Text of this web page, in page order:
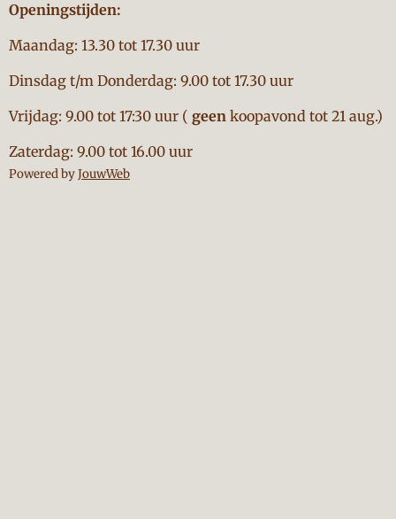
Openingstijden:
Maandag: 13.30 tot 17.30 uur
Dinsdag t/m Donderdag: 9.00 tot 17.30 uur
Vrijdag: 9.00 tot 17:30 uur ( geen koopavond tot 21 aug.)
Zaterdag: 9.00 tot 16.00 uur
Powered byJouwWeb